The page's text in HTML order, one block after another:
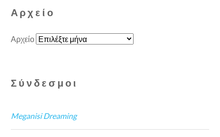
Αρχείο
Αρχείο
Σύνδεσμοι
Meganisi Dreaming